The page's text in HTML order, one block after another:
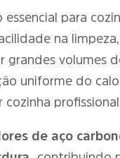
para
na
grandes volumes
uniforme do
profissional.
de aço